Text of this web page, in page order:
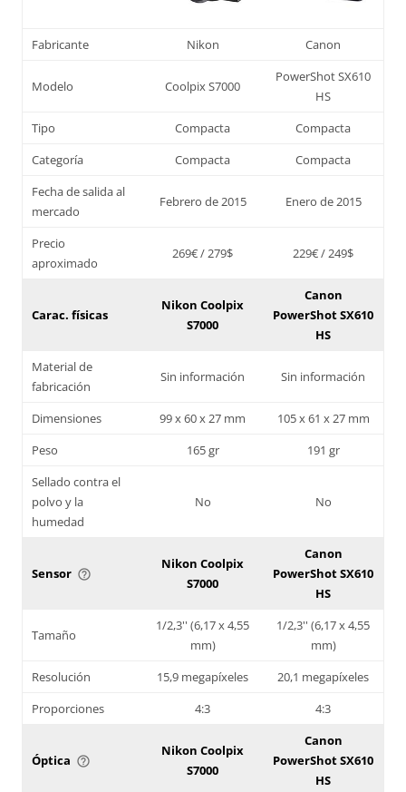
Fabricante Nikon Canon
Modelo Coolpix S7000
PowerShot SX610
HS
Tipo
Compacta
Compacta
Categoría
Compacta
Compacta
Fecha de salida al
mercado
Febrero de 2015 Enero de 2015
Precio
aproximado
269€ / 279$ 229€ / 249$
Carac. físicas
Nikon Coolpix
S7000
Canon
PowerShot SX610
HS
Material de
fabricación
Sin información Sin información
Dimensiones 99 x 60 x 27 mm
105 x 61 x 27 mm
Peso
165 gr
191 gr
Sellado contra el
polvo y la
humedad
No No
Sensor help_outline
Nikon Coolpix
S7000
Canon
PowerShot SX610
HS
Tamaño
1/2,3'' (6,17 x 4,55
mm)
1/2,3'' (6,17 x 4,55
mm)
Resolución
15,9 megapíxeles
20,1 megapíxeles
Proporciones
4:3 4:3
Óptica help_outline
Nikon Coolpix
S7000
Canon
PowerShot SX610
HS